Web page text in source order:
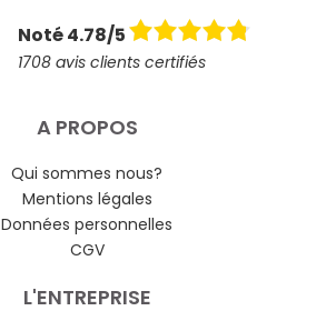
Noté 4.78/5
1708 avis clients certifiés
A PROPOS
Qui sommes nous?
Mentions légales
Données personnelles
CGV
L'ENTREPRISE